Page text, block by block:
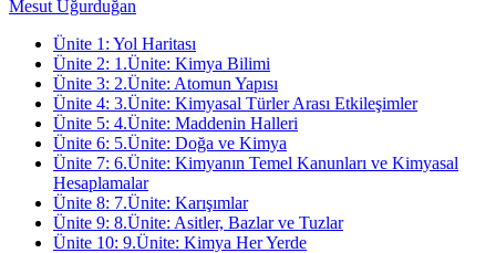
Mesut Uğurduğan
Ünite 1 : Yol Haritası
Ünite 2: 1.Ünite: Kimya Bilimi
Ünite 3: 2.Ünite: Atomun Yapısı
Ünite 4: 3.Ünite: Kimyasal Türler Arası Etkileşimler
Ünite 5: 4.Ünite: Maddenin Halleri
Ünite 6: 5.Ünite: Doğa ve Kimya
Ünite 7: 6.Ünite: Kimyanın Temel Kanunları ve Kimyasal
Hesaplamalar
Ünite 8: 7.Ünite: Karışımlar
Ünite 9: 8.Ünite: Asitler, Bazlar ve Tuzlar
Ünite 10: 9.Ünite: Kimya Her Yerde